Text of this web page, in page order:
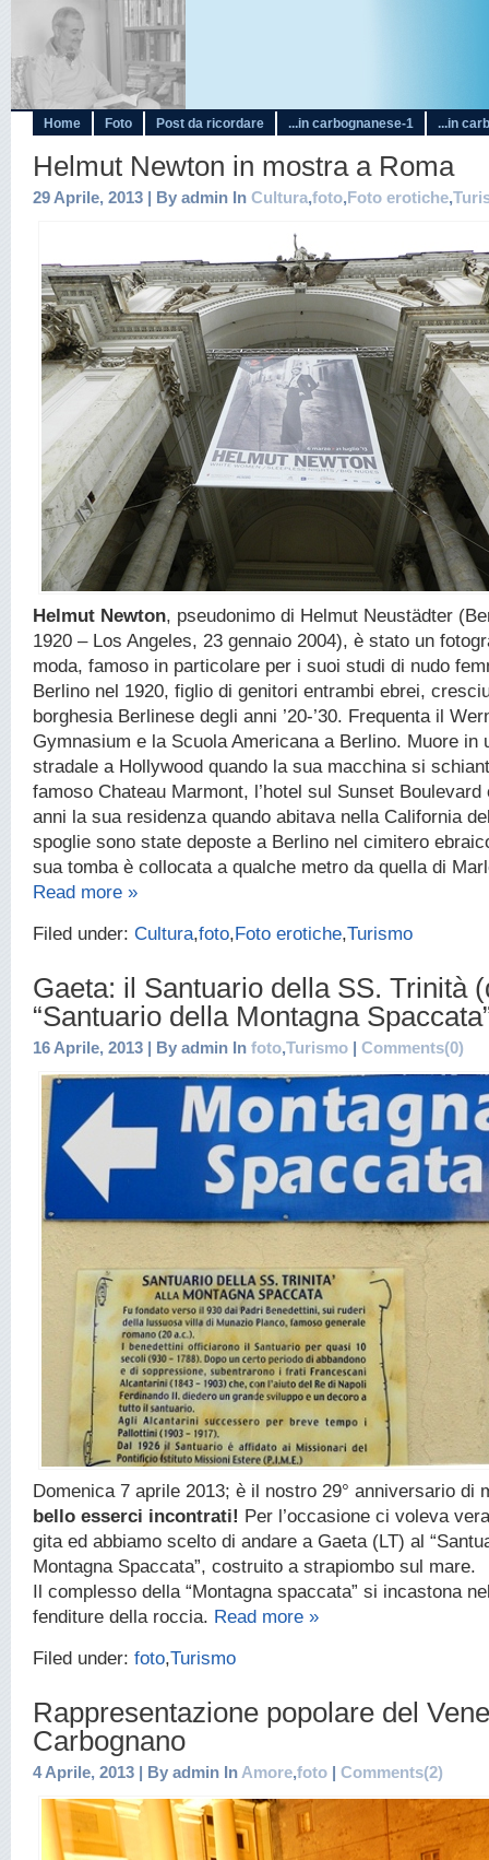
Home Foto Post da ricordare ...in carbognanese-1 ...in
Helmut Newton in mostra a Roma
29 Aprile, 2013 | By admin In Cultura,foto,Foto erotiche,
Helmut Newton, pseudonimo di Helmut Neustädter
1920 – Los Angeles, 23 gennaio 2004), è stato un
moda, famoso in particolare per i suoi studi di nudo
Berlino nel 1920, figlio di genitori entrambi ebrei,
borghesia Berlinese degli anni ’20-’30. Frequenta il
Gymnasium e la Scuola Americana a Berlino. Muore in
stradale a Hollywood quando la sua macchina si
famoso Chateau Marmont, l’hotel sul Sunset
anni la sua residenza quando abitava nella California
spoglie sono state deposte a Berlino nel cimitero
sua tomba è collocata a qualche metro da quella di
Read more »
Filed under: Cultura,foto,Foto erotiche,Turismo
Gaeta: il Santuario della SS. Trinità
“Santuario della Montagna
16 Aprile, 2013 | By admin In foto,Turismo | Comments(0)
Domenica 7 aprile 2013; è il nostro 29° anniversario di
bello esserci incontrati! Per l’occasione ci voleva
gita ed abbiamo scelto di andare a Gaeta (LT) al
Montagna Spaccata”, costruito a strapiombo sul mare.
Il complesso della “Montagna spaccata” si incastona
fenditure della roccia. Read more »
Filed under: foto,Turismo
Rappresentazione popolare del
Carbognano
4 Aprile, 2013 | By admin In Amore,foto | Comments(2)